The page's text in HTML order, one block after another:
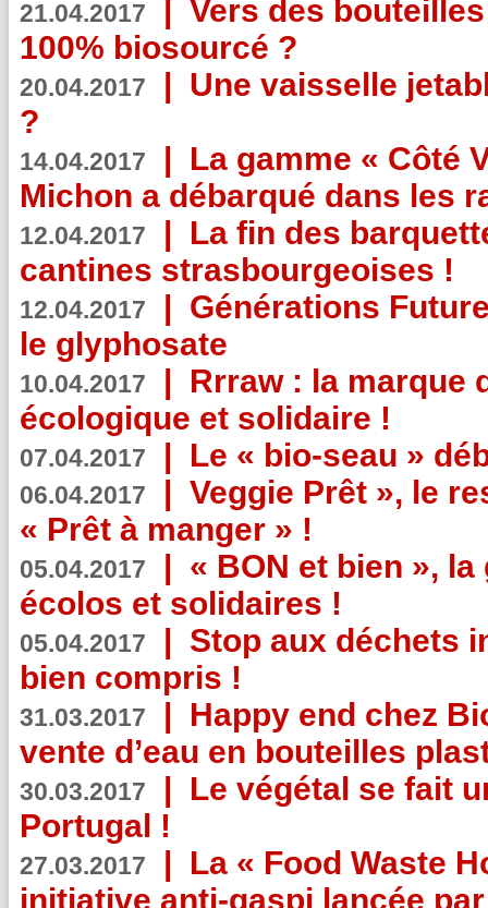
21.04.2017 | Vers des
100% biosourcé ?
20.04.2017 | Une vaisselle
?
14.04.2017 | La gamme « Côté
Michon a débarqué dans les
12.04.2017 | La fin des
cantines strasbourgeoises !
12.04.2017 | Générations
le glyphosate
10.04.2017 | Rrraw : la marque
écologique et solidaire !
07.04.2017 | Le « bio-seau »
06.04.2017 | Veggie Prêt », le
« Prêt à manger » !
05.04.2017 | « BON et bien »,
écolos et solidaires !
05.04.2017 | Stop aux déchets
bien compris !
31.03.2017 | Happy end chez
vente d’eau en bouteilles
30.03.2017 | Le végétal se fait
Portugal !
27.03.2017 | La « Food Waste
initiative anti-gaspi lancée